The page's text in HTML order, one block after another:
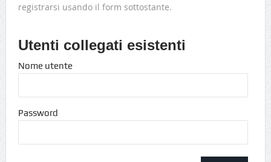
registrarsi usando il form sottostante.
Utenti collegati esistenti
Nome utente
Password